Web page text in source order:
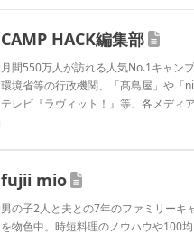
CAMP HACK編集部
月間550万人が訪れる人気No.1キャン
環境省等の行政機関、「髙島屋」や「
テレビ『ラヴィット！』等、各メディ
fujii mio
男の子2人と夫との7年のファミリーキ
を物色中。時短料理のノウハウや100